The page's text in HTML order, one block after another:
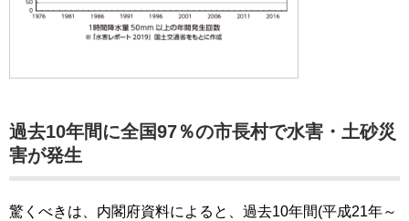
過去10年間に全国97％の市長村で水害・土砂災
害が発生
驚くべきは、内閣府資料によると、過去10年間(平成21年～